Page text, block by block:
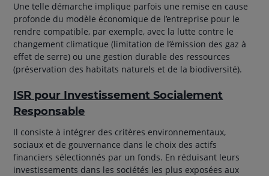
Une telle démarche implique parfois une remise en cause
profonde du modèle économique de l’entreprise pour le
rendre compatible, par exemple, avec la lutte contre le
changement climatique (limitation de l’émission des gaz à
effet de serre) ou une gestion durable des ressources
(préservation des habitats naturels et de la biodiversité).
ISR pour Investissement Socialement
Responsable
Il consiste à intégrer des critères environnementaux,
sociaux et de gouvernance dans le choix des actifs
financiers sélectionnés par un fonds. En réduisant leurs
investissements dans les sociétés les plus exposées aux